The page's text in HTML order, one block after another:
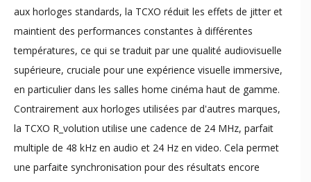
aux horloges standards, la TCXO réduit les effets de jitter et
maintient des performances constantes à différentes
températures, ce qui se traduit par une qualité audiovisuelle
supérieure, cruciale pour une expérience visuelle immersive,
en particulier dans les salles home cinéma haut de gamme.
Contrairement aux horloges utilisées par d'autres marques,
la TCXO R_volution utilise une cadence de 24 MHz, parfait
multiple de 48 kHz en audio et 24 Hz en video. Cela permet
une parfaite synchronisation pour des résultats encore